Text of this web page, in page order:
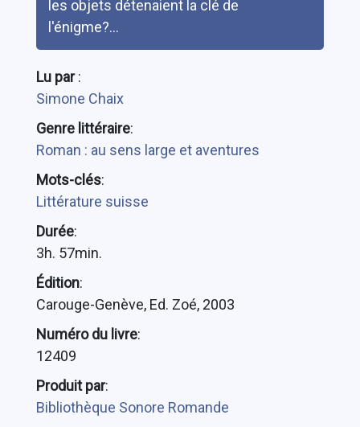
les objets détenaient la clé de
l'énigme?...
Lu par:
Simone Chaix
Genre littéraire:
Roman : au sens large et aventures
Mots-clés:
Littérature suisse
Durée:
3h. 57min.
Édition:
Carouge-Genève, Ed. Zoé, 2003
Numéro du livre:
12409
Produit par:
Bibliothèque Sonore Romande